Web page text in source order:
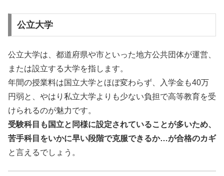
公立大学
公立大学は、都道府県や市といった地方公共団体が運営、
または設立する大学を指します。
年間の授業料は国立大学とほぼ変わらず、入学金も40万
円弱と、やはり私立大学よりも少ない負担で高等教育を受
けられるのが魅力です。
受験科目も国立と同様に設定されていることが多いため、
苦手科目をいかに早い段階で克服できるか…が合格のカギ
と言えるでしょう。